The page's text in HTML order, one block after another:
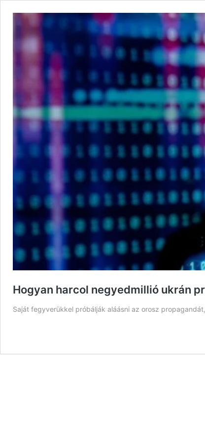
Hogyan harcol negyedmillió ukrán
Saját fegyverükkel próbálják aláásni az orosz